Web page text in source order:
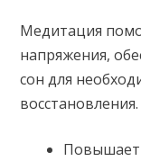
Медитация
напряжения,
сон для
восстановления.
Повышает